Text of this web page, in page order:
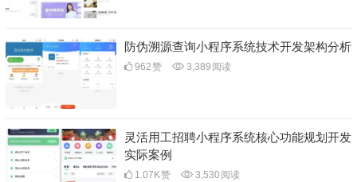
防伪溯源查询小程序系统技术开发架构分析
962赞 3,389 阅读
灵活用工招聘小程序系统核心功能规划开发
实际案例
1.07K赞 3,530 阅读